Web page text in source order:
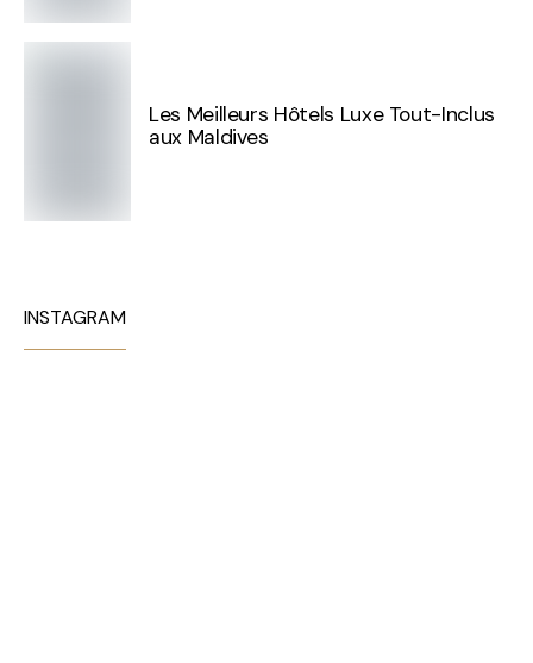
Les Meilleurs Hôtels Luxe Tout-Inclus
aux Maldives
INSTAGRAM